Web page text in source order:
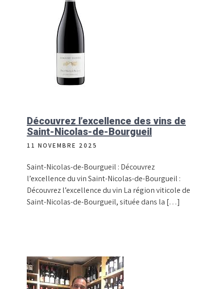
Découvrez l’excellence des vins de
Saint-Nicolas-de-Bourgueil
11 NOVEMBRE 2025
Saint-Nicolas-de-Bourgueil : Découvrez
l’excellence du vin Saint-Nicolas-de-Bourgueil :
Découvrez l’excellence du vin La région viticole de
Saint-Nicolas-de-Bourgueil, située dans la […]